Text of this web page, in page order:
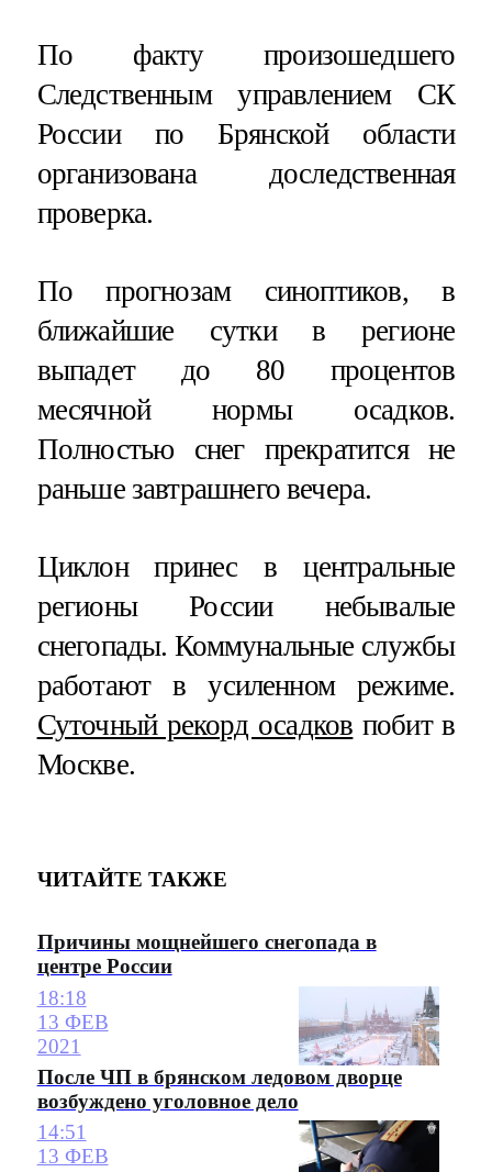
По факту произошедшего
Следственным управлением СК
России по Брянской области
организована доследственная
проверка.
По прогнозам синоптиков, в
ближайшие сутки в регионе
выпадет до 80 процентов
месячной нормы осадков.
Полностью снег прекратится не
раньше завтрашнего вечера.
Циклон принес в центральные
регионы России небывалые
снегопады. Коммунальные службы
работают в усиленном режиме.
Суточный рекорд осадков побит в
Москве.
ЧИТАЙТЕ ТАКЖЕ
Причины мощнейшего снегопада в
центре России
18:18
13 ФЕВ
2021
После ЧП в брянском ледовом дворце
возбуждено уголовное дело
14:51
13 ФЕВ